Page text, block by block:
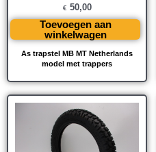
As trapstel MB MT Netherlands
model met trappers
€ 50,00
Toevoegen aan
winkelwagen